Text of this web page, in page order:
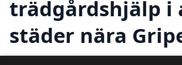
trädgårdshjälp i
städer nära